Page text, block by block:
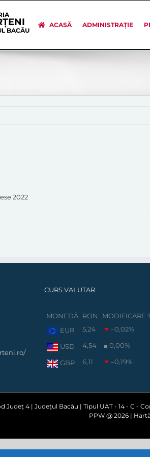
BACĂU
ACASĂ ADMINISTRAȚIE
2022
CURS VALUTAR
MONEDĂ RON
MODIFICARE
EUR
5,24 –0,02%
USD 4,54 0,00%
GBP 6,11 –0,19%
Județ 4 | Județul Bacău | Tipul UAT - 14 - C -
PPW @ 2026 |